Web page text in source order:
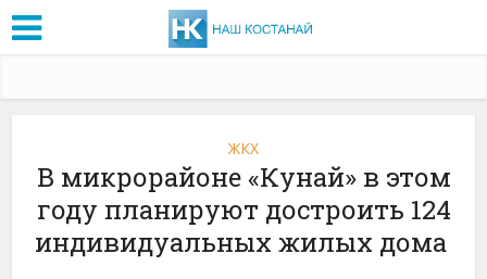
ЖКХ
В микрорайоне «Кунай» в этом
году планируют достроить 124
индивидуальных жилых дома